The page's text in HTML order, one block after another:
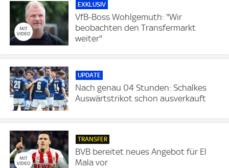
EXKLUSIV
VfB-Boss Wohlgemuth: "Wir
beobachten den Transfermarkt
weiter"
UPDATE
Nach genau 04 Stunden: Schalkes
Auswärtstrikot schon ausverkauft
TRANSFER
BVB bereitet neues Angebot für El
Mala vor